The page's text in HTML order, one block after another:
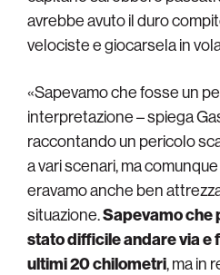
avrebbe avuto il duro
velociste e giocarsela in
«Sapevamo che fosse un
interpretazione – spiega
raccontando un pericolo
a vari scenari, ma
eravamo anche ben
situazione.Sapevamo che
stato difficile andare via e
ultimi 20 chilometri, ma in